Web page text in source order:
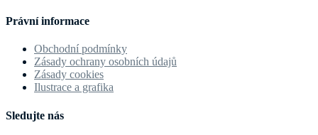
Právní informace
Obchodní podmínky
Zásady ochrany osobních údajů
Zásady cookies
Ilustrace a grafika
Sledujte nás